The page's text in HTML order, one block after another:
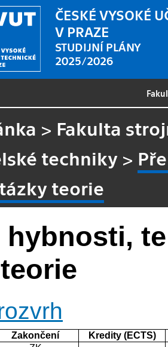
ČESKÉ VYSOKÉ
V PRAZE
STUDIJNÍ PLÁNY
2025/2026
> Fakulta
techniky >
teorie
hybnosti,
Zakončení
Kredity (ECTS)